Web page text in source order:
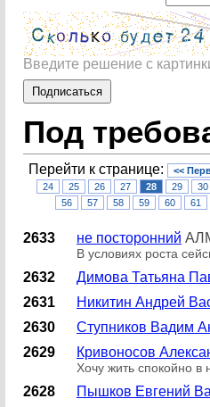
Введите решение с
Под
Перейти к странице: <<
24
25 26 27 28 29 30
56
57 58 59 60 61
2633
не посторонний
В условиях роста
2632 Димова Татьяна
2631
Никитин Андрей
2630
Ступников Вадим
2629
Кривоносов
Хочу жить спокойно в
2628 Пышков Евгений